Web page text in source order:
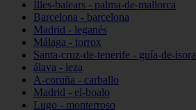
Illes-balears - palma-de-mallorca
Barcelona - barcelona
Madrid - leganés
Málaga - torrox
Santa-cruz-de-tenerife - guía-de-isora
álava - leza
A-coruña - carballo
Madrid - el-boalo
Lugo - monterroso